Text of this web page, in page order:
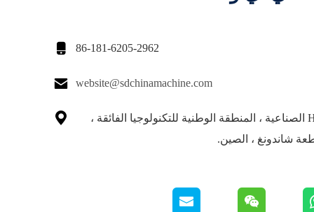
 86-181-6205-2962
 website@sdchinamachine.com

حديقة Huoju الصناعية ، المنطقة الوطنية للتكنولوجيا الفائقة ،
شاندونغ ، الصين.